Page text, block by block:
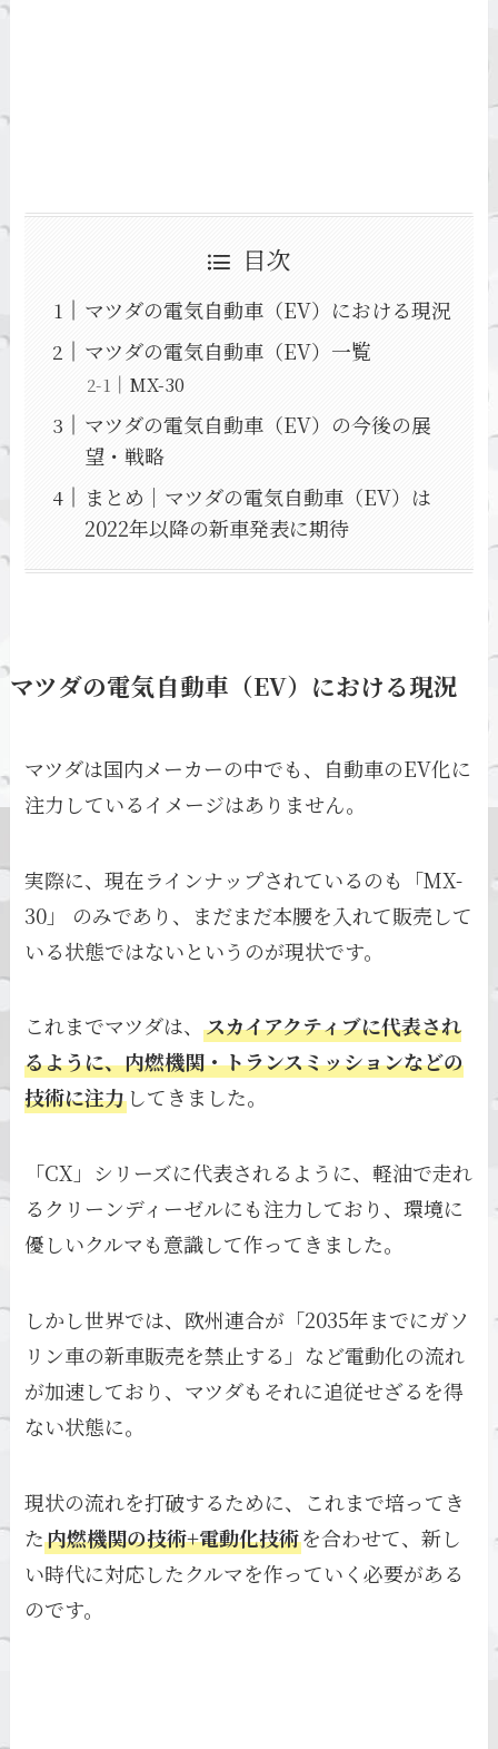
目次
マツダの電気自動車（EV）における現況
マツダの電気自動車（EV）一覧
MX-30
マツダの電気自動車（EV）の今後の展
望・戦略
まとめ｜マツダの電気自動車（EV）は
2022年以降の新車発表に期待
マツダの電気自動車（EV）における現況
マツダは国内メーカーの中でも、自動車のEV化に
注力しているイメージはありません。
実際に、現在ラインナップされているのも「MX-
30」 のみであり、まだまだ本腰を入れて販売して
いる状態ではないというのが現状です。
これまでマツダは、スカイアクティブに代表され
るように、内燃機関・トランスミッションなどの
技術に注力 してきました。
「CX」シリーズに代表されるように、軽油で走れ
るクリーンディーゼルにも注力しており、環境に
優しいクルマも意識して作ってきました。
しかし世界では、欧州連合が「2035年までにガソ
リン車の新車販売を禁止する」など電動化の流れ
が加速しており、マツダもそれに追従せざるを得
ない状態に。
現状の流れを打破するために、これまで培ってき
た内燃機関の技術+電動化技術を合わせて、新し
い時代に対応したクルマを作っていく必要がある
のです。